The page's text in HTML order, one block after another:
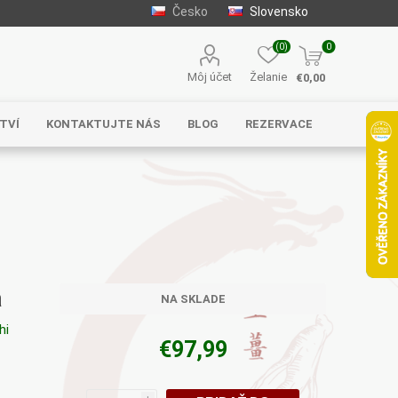
Česko Slovensko
Môj účet Želanie
(0) 0
€0,00
KONTAKTUJTE NÁS BLOG REZERVACE
NA SKLADE
€97,99